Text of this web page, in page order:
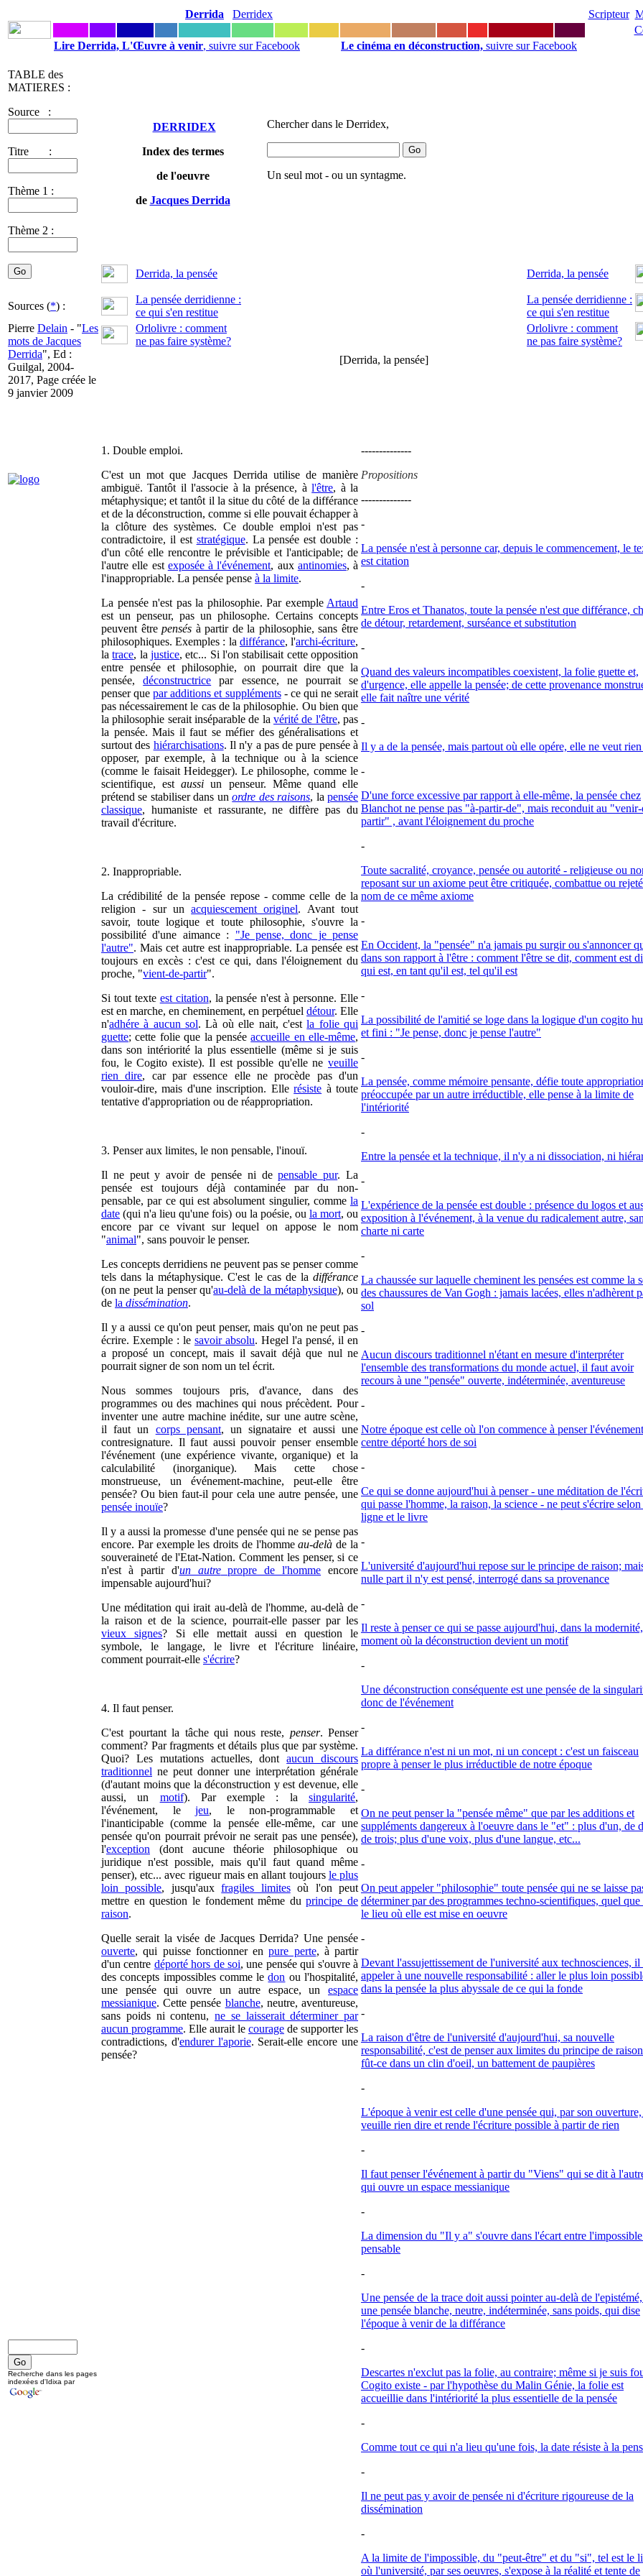
Derrida Derridex Scripteur
Lire Derrida, L'Œuvre à venir, suivre sur Facebook Le cinéma en déconstruction, suivre sur Facebook
TABLE des
MATIERES :
Source :
Titre :
Thème 1 :
Thème 2 :
DERRIDEX
Index des termes
de l'oeuvre
de Jacques Derrida
Chercher dans le Derridex,
Un seul mot - ou un syntagme.
Derrida, la pensée Derrida, la pensée
Sources (*) :
La pensée derridienne :
ce qui s'en restitue
La pensée derridienne :
ce qui s'en restitue
Pierre Delain - "Les
mots de Jacques
Derrida", Ed :
Guilgal, 2004-
2017, Page créée le
9 janvier 2009
Orlolivre : comment
ne pas faire système?
[Derrida, la pensée]
Orlolivre : comment
ne pas faire système?
1. Double emploi.
C'est un mot que Jacques Derrida utilise de manière
ambiguë. Tantôt il l'associe à la présence, àl'être, à la
métaphysique; et tantôt il la situe du côté de la différance
et de la déconstruction, comme si elle pouvait échapper à
la clôture des systèmes. Ce double emploi n'est pas
contradictoire, il est stratégique. La pensée est double :
d'un côté elle rencontre le prévisible et l'anticipable; de
l'autre elle est exposée à l'événement, aux antinomies, à
l'inappropriable. La pensée pense à la limite.
La pensée n'est pas la philosophie. Par exemple Artaud
est un penseur, pas un philosophe. Certains concepts
peuvent êtrepensés à partir de la philosophie, sans être
philosophiques. Exemples : la différance, l'archi-écriture,
latrace, lajustice, etc... Si l'on stabilisait cette opposition
entre pensée et philosophie, on pourrait dire que la
pensée,déconstructrice par essence, ne pourrait se
penser quepar additions et suppléments- ce qui ne serait
pas nécessairement le cas de la philosophie. Ou bien que
la philosophie serait inséparable de la vérité de l'être, pas
la pensée. Mais il faut se méfier des généralisations et
surtout des hiérarchisations. Il n'y a pas de pure pensée à
opposer, par exemple, à la technique ou à la science
(comme le faisait Heidegger). Le philosophe, comme le
scientifique, est aussi un penseur. Même quand elle
prétend se stabiliser dans unordre des raisons, lapensée
classique, humaniste et rassurante, ne diffère pas du
travail d'écriture.
2. Inappropriable.
La crédibilité de la pensée repose - comme celle de la
religion - sur unacquiescement originel. Avant tout
savoir, toute logique et toute philosophie, s'ouvre la
possibilité d'une aimance : "Je pense, donc je pense
l'autre". Mais cet autre est inappropriable. La pensée est
toujours en excès : c'est ce qui, dans l'éloignement du
proche, "vient-de-partir".
Si tout texte est citation, la pensée n'est à personne. Elle
est en marche, en cheminement, en perpétuel détour. Elle
n'adhére à aucun sol. Là où elle nait, c'estla folie qui
guette; cette folie que la penséeaccueille en elle-même,
dans son intériorité la plus essentielle (même si je suis
fou, le Cogito existe). Il est possible qu'elle ne veuille
rien dire, car par essence elle ne procède pas d'un
vouloir-dire, mais d'une inscription. Ellerésiste à toute
tentative d'appropriation ou de réappropriation.
3. Penser aux limites, le non pensable, l'inouï.
Il ne peut y avoir de pensée ni depensable pur. La
pensée est toujours déjà contaminée par du non-
pensable, par ce qui est absolument singulier, comme la
date (qui n'a lieu qu'une fois) ou la poésie, ou la mort, ou
encore par ce vivant sur lequel on appose le nom
"animal", sans pouvoir le penser.
Les concepts derridiens ne peuvent pas se penser comme
tels dans la métaphysique. C'est le cas de la différance
(on ne peut la penser qu'au-delà de la métaphysique), ou
de la dissémination.
Il y a aussi ce qu'on peut penser, mais qu'on ne peut pas
écrire. Exemple : le savoir absolu. Hegel l'a pensé, il en
a proposé un concept, mais il savait déjà que nul ne
pourrait signer de son nom un tel écrit.
Nous sommes toujours pris, d'avance, dans des
programmes ou des machines qui nous précèdent. Pour
inventer une autre machine inédite, sur une autre scène,
il faut un corps pensant, un signataire et aussi une
contresignature. Il faut aussi pouvoir penser ensemble
l'événement (une expérience vivante, organique) et la
calculabilité (inorganique). Mais cette chose
monstrueuse, un événement-machine, peut-elle être
pensée? Ou bien faut-il pour cela une autre pensée, une
pensée inouïe?
Il y a aussi la promesse d'une pensée qui ne se pense pas
encore. Par exemple les droits de l'hommeau-delà de la
souveraineté de l'Etat-Nation. Comment les penser, si ce
n'est à partir d'un autrepropre de l'homme encore
impensable aujourd'hui?
Une méditation qui irait au-delà de l'homme, au-delà de
la raison et de la science, pourrait-elle passer par les
vieux signes? Si elle mettait aussi en question le
symbole, le langage, le livre et l'écriture linéaire,
comment pourrait-elle s'écrire?
4. Il faut penser.
C'est pourtant la tâche qui nous reste, penser. Penser
comment? Par fragments et détails plus que par système.
Quoi? Les mutations actuelles, dontaucun discours
traditionnel ne peut donner une interprétation générale
(d'autant moins que la déconstruction y est devenue, elle
aussi, un motif). Par exemple : lasingularité,
l'événement, lejeu, le non-programmable et
l'inanticipable (comme la pensée elle-même, car une
pensée qu'on pourrait prévoir ne serait pas une pensée),
l'exception (dont aucune théorie philosophique ou
juridique n'est possible, mais qu'il faut quand même
penser), etc... avec rigueur mais en allant toujours le plus
loin possible, jusqu'auxfragiles limitesoù l'on peut
mettre en question le fondement même duprincipe de
raison.
Quelle serait la visée de Jacques Derrida? Une pensée
ouverte, qui puisse fonctionner enpure perte, à partir
d'un centre déporté hors de soi, une pensée qui s'ouvre à
des concepts impossibles comme ledon ou l'hospitalité,
une pensée qui ouvre un autre espace, un espace
messianique. Cette pensée blanche, neutre, aventureuse,
sans poids ni contenu, ne se laisserait déterminer par
aucun programme. Elle aurait le courage de supporter les
contradictions, d'endurer l'aporie. Serait-elle encore une
pensée?
--------------
Propositions
--------------
-
La pensée n'est à personne car, depuis le commencement, le
est citation
-
Entre Eros et Thanatos, toute la pensée n'est que différance,
de détour, retardement, surséance et substitution
-
Quand des valeurs incompatibles coexistent, la folie guette et,
d'urgence, elle appelle la pensée; de cette provenance
elle fait naître une vérité
-
Il y a de la pensée, mais partout où elle opére, elle ne veut
-
D'une force excessive par rapport à elle-même, la pensée chez
Blanchot ne pense pas "à-partir-de", mais reconduit au
partir" , avant l'éloignement du proche
-
Toute sacralité, croyance, pensée ou autorité - religieuse ou
reposant sur un axiome peut être critiquée, combattue ou
nom de ce même axiome
-
En Occident, la "pensée" n'a jamais pu surgir ou s'annoncer
dans son rapport à l'être : comment l'être se dit, comment est
qui est, en tant qu'il est, tel qu'il est
-
La possibilité de l'amitié se loge dans la logique d'un cogito
et fini : "Je pense, donc je pense l'autre"
-
La pensée, comme mémoire pensante, défie toute
préoccupée par un autre irréductible, elle pense à la limite de
l'intériorité
-
Entre la pensée et la technique, il n'y a ni dissociation, ni
-
L'expérience de la pensée est double : présence du logos et
exposition à l'événement, à la venue du radicalement autre,
charte ni carte
-
La chaussée sur laquelle cheminent les pensées est comme la
des chaussures de Van Gogh : jamais lacées, elles n'adhèrent
sol
-
Aucun discours traditionnel n'étant en mesure d'interpréter
l'ensemble des transformations du monde actuel, il faut avoir
recours à une "pensée" ouverte, indéterminée, aventureuse
-
Notre époque est celle où l'on commence à penser
centre déporté hors de soi
-
Ce qui se donne aujourd'hui à penser - une méditation de
qui passe l'homme, la raison, la science - ne peut s'écrire selon
ligne et le livre
-
L'université d'aujourd'hui repose sur le principe de raison;
nulle part il n'y est pensé, interrogé dans sa provenance
-
Il reste à penser ce qui se passe aujourd'hui, dans la
moment où la déconstruction devient un motif
-
Une déconstruction conséquente est une pensée de la
donc de l'événement
-
La différance n'est ni un mot, ni un concept : c'est un faisceau
propre à penser le plus irréductible de notre époque
-
On ne peut penser la "pensée même" que par les additions et
suppléments dangereux à l'oeuvre dans le "et" : plus d'un, de
de trois; plus d'une voix, plus d'une langue, etc...
-
On peut appeler "philosophie" toute pensée qui ne se laisse
déterminer par des programmes techno-scientifiques, quel que
le lieu où elle est mise en oeuvre
-
Devant l'assujettissement de l'université aux technosciences, il
appeler à une nouvelle responsabilité : aller le plus loin
dans la pensée la plus abyssale de ce qui la fonde
-
La raison d'être de l'université d'aujourd'hui, sa nouvelle
responsabilité, c'est de penser aux limites du principe de
fût-ce dans un clin d'oeil, un battement de paupières
-
L'époque à venir est celle d'une pensée qui, par son
veuille rien dire et rende l'écriture possible à partir de rien
-
Il faut penser l'événement à partir du "Viens" qui se dit à
qui ouvre un espace messianique
-
La dimension du "Il y a" s'ouvre dans l'écart entre
pensable
-
Une pensée de la trace doit aussi pointer au-delà de
une pensée blanche, neutre, indéterminée, sans poids, qui dise
l'époque à venir de la différance
-
Descartes n'exclut pas la folie, au contraire; même si je suis
Cogito existe - par l'hypothèse du Malin Génie, la folie est
accueillie dans l'intériorité la plus essentielle de la pensée
-
Comme tout ce qui n'a lieu qu'une fois, la date résiste à la
-
Il ne peut pas y avoir de pensée ni d'écriture rigoureuse de la
dissémination
-
A la limite de l'impossible, du "peut-être" et du "si", tel est le
où l'université, par ses oeuvres, s'expose à la réalité et tente de
Recherche dans les pages
indexées d'Idixa par